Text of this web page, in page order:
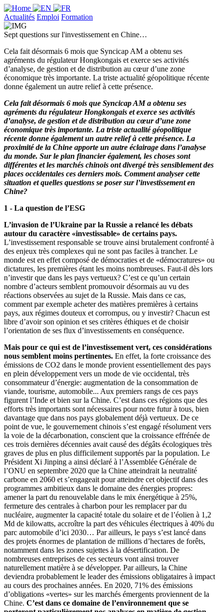
Actualités Emploi Formation
Sept questions sur l'investissement en Chine…
Cela fait désormais 6 mois que Syncicap AM a obtenu ses
agréments du régulateur Hongkongais et exerce ses activités
d’analyse, de gestion et de distribution au cœur d’une zone
économique très importante. La triste actualité géopolitique récente
donne également un autre relief à cette présence.
Cela fait désormais 6 mois que Syncicap AM a obtenu ses
agréments du régulateur Hongkongais et exerce ses activités
d’analyse, de gestion et de distribution au cœur d’une zone
économique très importante. La triste actualité géopolitique
récente donne également un autre relief à cette présence. La
proximité de la Chine apporte un autre éclairage dans l’analyse
du monde. Sur le plan financier également, les choses sont
différentes et les marchés chinois ont divergé très sensiblement des
places occidentales ces derniers mois. Comment analyser cette
situation et quelles questions se poser sur l’investissement en
Chine?
1 - La question de l’ESG
L’invasion de l’Ukraine par la Russie a relancé les débats
autour du caractère «investissable» de certains pays.
L’investissement responsable se trouve ainsi brutalement confronté à
des enjeux très complexes qui ne sont pas faciles à trancher. Le
monde est en effet composé de démocraties et de «démocratures» ou
dictatures, les premières étant les moins nombreuses. Faut-il dès lors
n’investir que dans les pays vertueux? C’est ce qu’un certain
nombre d’acteurs semblent promouvoir désormais au vu des
réactions observées au sujet de la Russie. Mais dans ce cas,
comment par exemple acheter des matières premières à certains
pays, aux régimes douteux et corrompus, ou y investir? Chacun est
libre d’avoir son opinion et ses critères éthiques et de choisir
l’orientation de ses flux d’investissements en conséquence.
Mais pour ce qui est de l’investissement vert, ces considérations
nous semblent moins pertinentes. En effet, la forte croissance des
émissions de CO2 dans le monde provient essentiellement des pays
en plein développement vers un mode de vie occidental, très
consommateur d’énergie: augmentation de la consommation de
viande, tourisme, automobile... Aux premiers rangs de ces pays
figurent l’Inde et bien sur la Chine. C’est dans ces régions que des
efforts très importants sont nécessaires pour notre futur à tous, bien
davantage que dans nos pays globalement déjà vertueux. De ce
point de vue, le gouvernement chinois s’est engagé résolument vers
la voie de la décarbonation, conscient que la croissance effrénée de
ces trois dernières décennies avait causé des dégâts écologiques très
graves de plus en plus difficilement supportés par la population. Le
Président Xi Jinping a ainsi déclaré à l’Assemblée Générale de
l’ONU en septembre 2020 que la Chine atteindrait la neutralité
carbone en 2060 et s’engageait pour atteindre cet objectif dans des
programmes ambitieux dans le domaine des énergies propres:
amener la part du renouvelable dans le mix énergétique à 25%,
fermeture des centrales à charbon pour les remplacer par du
nucléaire, augmenter la capacité totale du solaire et de l’éolien à 1,2
Md de kilowatts, accroître la part des véhicules électriques à 40% du
parc automobile d’ici 2030… Par ailleurs, le pays s’est lancé dans
des projets énormes de plantation de millions d’hectares de forêts,
notamment dans les zones sujettes à la désertification. De
nombreuses entreprises de ces secteurs vont ainsi trouver
naturellement matière à se développer. Par ailleurs, la Chine
deviendra probablement le leader des émissions obligataires à impact
au cours des prochaines années. En 2020, 71% des émissions
d’obligations «vertes» sur les marchés émergents proviennent de la
Chine. C’est dans ce domaine de l’environnement que se